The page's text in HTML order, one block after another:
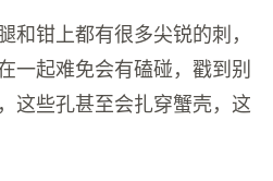
和钳上都有很多尖锐的刺，
一起难免会有磕碰，戳到别
这些孔甚至会扎穿蟹壳，这